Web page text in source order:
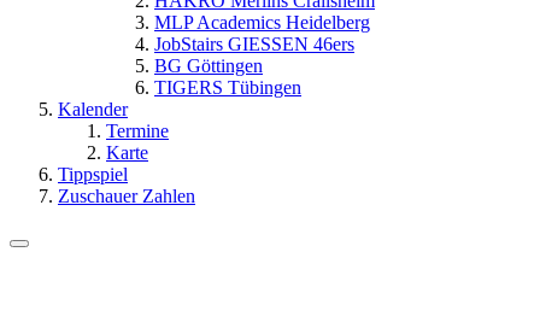
MLP Academics Heidelberg
JobStairs GIESSEN 46ers
BG Göttingen
TIGERS Tübingen
Kalender
Termine
Karte
Tippspiel
Zuschauer Zahlen